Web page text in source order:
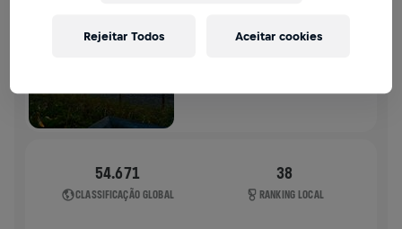
DANIA BEACH
54.671
CLASSIFICAÇÃO GLOBAL
38
RANKING LOCAL
Rejeitar Todos Aceitar cookies